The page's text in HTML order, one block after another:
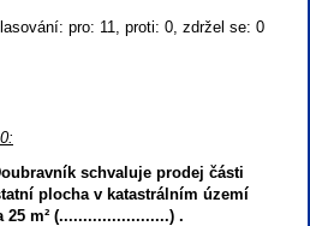
pro: 11, proti: 0, zdržel se: 0
schvaluje prodej části
plocha v katastrálním území
25 m² (.......................) .